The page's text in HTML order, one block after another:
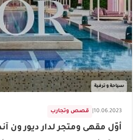
سياحة و ترفية
قصص وتجارب 10.06.2023
أوّل مقهى ومتجر لدار ديور ون